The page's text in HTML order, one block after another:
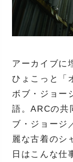
アーカイブに
ひょこっと「
ボブ・ジョー
語。ARCの共
ブ・ジョージ
麗な古着のシ
日はこんな仕